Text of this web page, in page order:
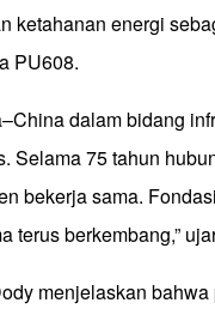
ketahanan energi
PU608.
dalam bidang
Selama 75 tahun
bekerja sama.
terus berkembang,”
menjelaskan